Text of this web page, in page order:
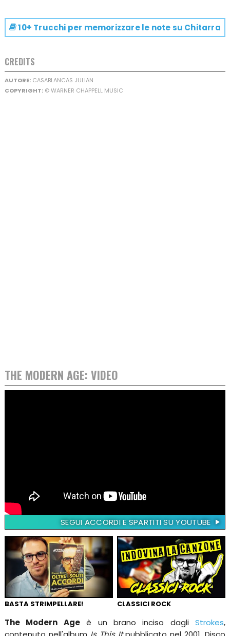
10+ Trucchi per memorizzare le note su Chitarra
CREDITS
AUTORE:CASABLANCAS JULIAN
COPYRIGHT:© WARNER CHAPPELL MUSIC
THE MODERN AGE: VIDEO
SEGUI ACCORDI E SPARTITI SU YOUTUBE
BASTA STRIMPELLARE! CLASSICI ROCK
The Modern Ageè un brano inciso dagliStrokes,